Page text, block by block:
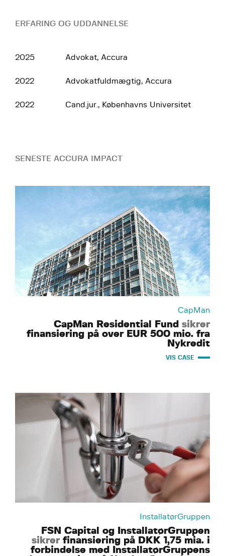
ERFARING OG UDDANNELSE
2025 Advokat, Accura
2022 Advokatfuldmægtig, Accura
2022 Cand.jur., Københavns Universitet
SENESTE ACCURA IMPACT
CapMan
CapMan Residential Fund sikrer
finansiering på over EUR 500 mio. fra
Nykredit
VIS CASE
InstallatørGruppen
FSN Capital og InstallatørGruppen
sikrerfinansiering på DKK 1,75 mia. i
forbindelse med InstallatørGruppens